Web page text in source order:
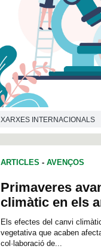
XARXES INTERNACIONALS
ARTICLES - AVENÇOS
Primaveres
climàtic en els
Els efectes del canvi
vegetativa que acaben
col·laboració de...